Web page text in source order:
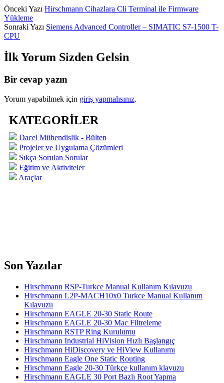
Önceki Yazı Hirschmann Cihazlara Cli Terminal ile Firmware
Yükleme
Sonraki Yazı Siemens Advanced Controller – SIMATIC S7-1500 T-
CPU
İlk Yorum Sizden Gelsin
Bir cevap yazın
Yorum yapabilmek için giriş yapmalısınız.
KATEGORİLER
Dacel Mühendislik - Bülten
Projeler ve Uygulama Çözümleri
Sıkça Sorulan Sorular
Eğitim ve Aktiviteler
Araçlar
Yan
Son Yazılar
Hirschmann RSP-Turkce Manual Kullanım Kılavuzu
Hirschmann L2P-MACH10x0 Turkce Manual Kullanım
Kılavuzu
Hirschmann EAGLE 20-30 Static Route
Hirschmann EAGLE 20-30 Mac Filtreleme
Hirschmann RSTP Ring Kurulumu
Hirschmann Industrial HiVision Hızlı Başlangıç
Hirschmann HiDiscovery ve HiView Kullanımı
Hirschmann Eagle One Static Routing
Hirschmann Eagle 20-30 Türkçe kullanım klavuzu
Hirschmann EAGLE 30 Port Bazlı Root Yapma